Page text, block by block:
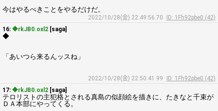
今はやるべきことをやるだけだ。
2022/10/28(金) 22:49:56.70
ID: 1Fh92pbe0 (42)
16: ◆rkJB0.oxl2 [saga]
◆
「あいつら来るんッスね」
2022/10/28(金) 22:50:41.99
ID: 1Fh92pbe0 (42)
17: ◆rkJB0.oxl2 [saga]
テロリストの主犯格とされる真島の似顔絵を描きに、たきなと千束が
ＤＡ本部にやってくる。